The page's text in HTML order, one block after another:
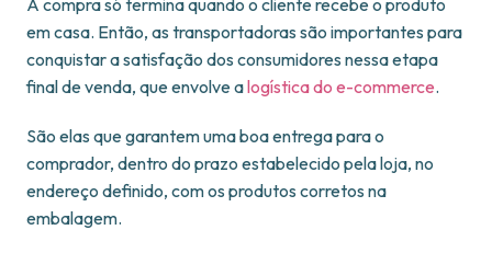
A compra só termina quando o cliente recebe o produto
em casa. Então, as transportadoras são importantes para
conquistar a satisfação dos consumidores nessa etapa
final de venda, que envolve alogística do e-commerce.
São elas que garantem uma boa entrega para o
comprador, dentro do prazo estabelecido pela loja, no
endereço definido, com os produtos corretos na
embalagem.